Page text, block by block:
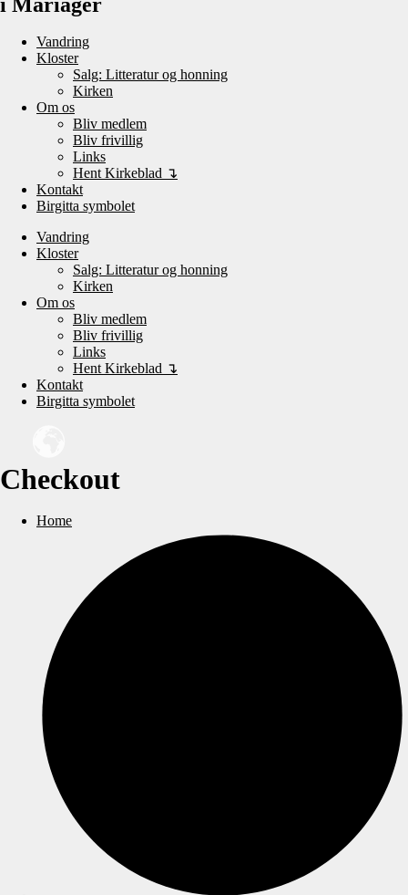
i Mariager
Vandring
Kloster
Salg: Litteratur og honning
Kirken
Om os
Bliv medlem
Bliv frivillig
Links
Hent Kirkeblad ↴
Kontakt
Birgitta symbolet
Vandring
Kloster
Salg: Litteratur og honning
Kirken
Om os
Bliv medlem
Bliv frivillig
Links
Hent Kirkeblad ↴
Kontakt
Birgitta symbolet
Checkout
Home